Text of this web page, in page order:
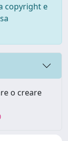
copyright e
o creare